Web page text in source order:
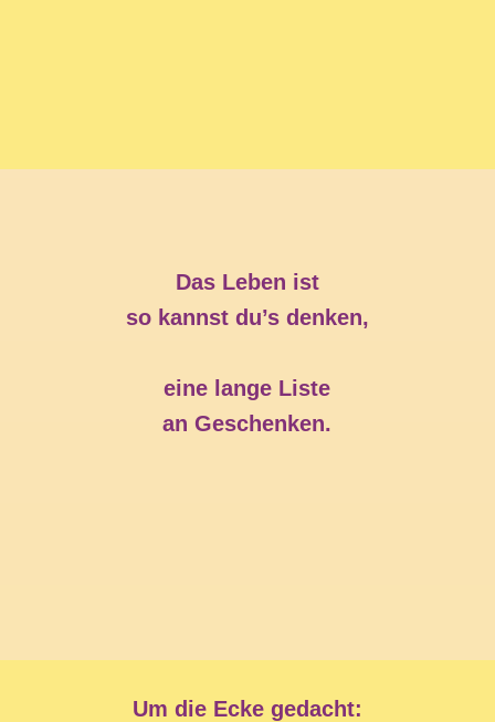
Das Leben ist
so kannst du’s denken,
eine lange Liste
an Geschenken.
Um die Ecke gedacht: